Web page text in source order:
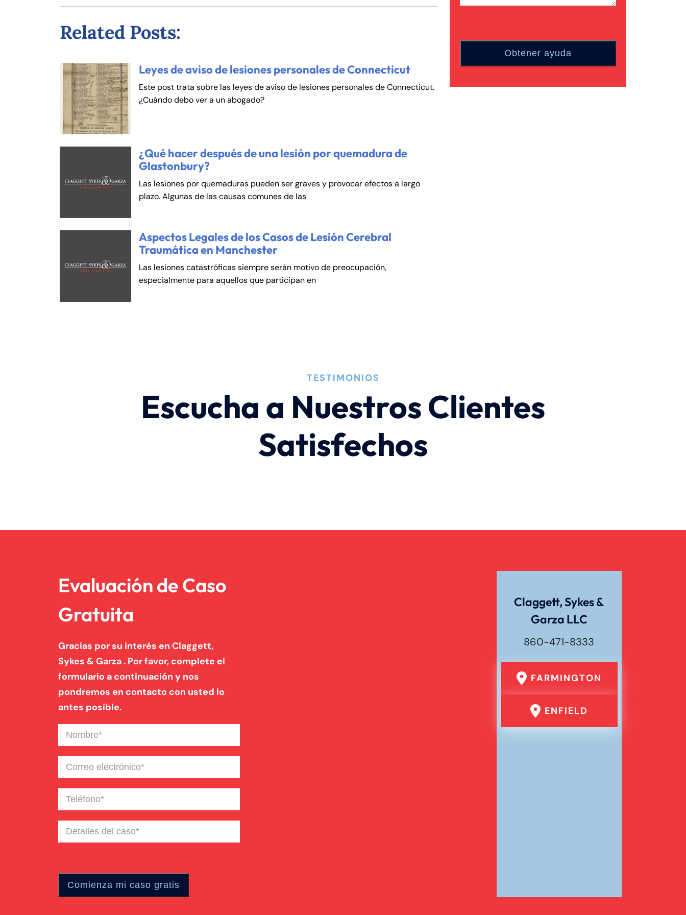
Related Posts:
Leyes de aviso de lesiones personales de Connecticut
Este post trata sobre las leyes de aviso de lesiones personales de Connecticut.
¿Cuándo debo ver a un abogado?
¿Qué hacer después de una lesión por quemadura de
Glastonbury?
Las lesiones por quemaduras pueden ser graves y provocar efectos a largo
plazo. Algunas de las causas comunes de las
Aspectos Legales de los Casos de Lesión Cerebral
Traumática en Manchester
Las lesiones catastróficas siempre serán motivo de preocupación,
especialmente para aquellos que participan en
TESTIMONIOS
Escucha a Nuestros Clientes
Satisfechos
Evaluación de Caso
Gratuita
Gracias por su interés en Claggett,
Sykes & Garza . Por favor, complete el
formulario a continuación y nos
pondremos en contacto con usted lo
antes posible.
Nombre(Required)
Correo
electrónico(Required)
Teléfono(Required)
Detalles
del
Claggett, Sykes &
Garza LLC
860-471-8333
FARMINGTON
ENFIELD